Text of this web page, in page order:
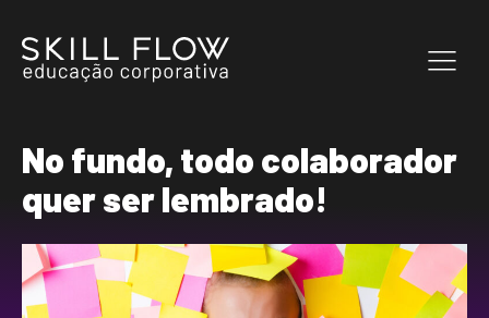
No fundo, todo colaborador
quer ser lembrado!